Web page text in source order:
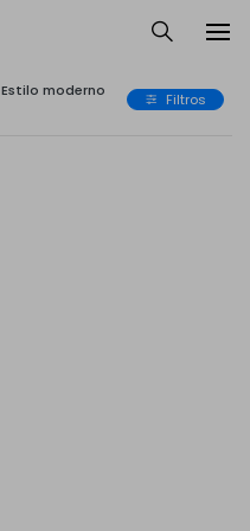
Estilo moderno
Filtros